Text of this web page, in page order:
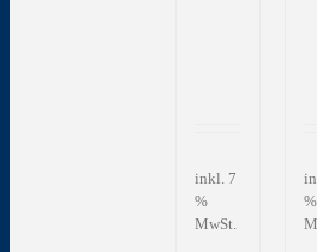
inkl. 7
%
MwSt.
%